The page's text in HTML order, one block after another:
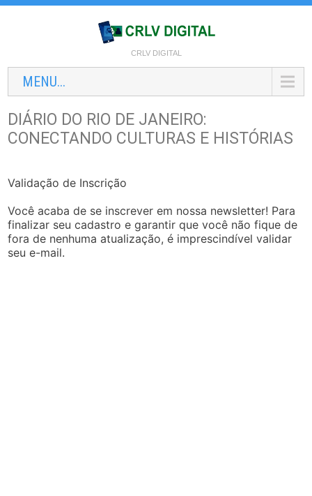
CRLV DIGITAL
MENU...
DIÁRIO DO RIO DE JANEIRO:
CONECTANDO CULTURAS E HISTÓRIAS
Validação de Inscrição
Você acaba de se inscrever em nossa newsletter! Para
finalizar seu cadastro e garantir que você não fique de
fora de nenhuma atualização, é imprescindível validar
seu e-mail.